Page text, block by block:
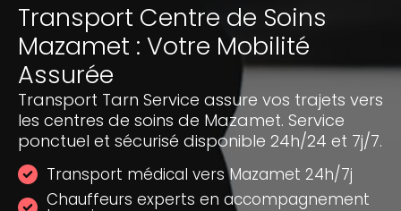
Transport Centre de Soins
Mazamet : Votre Mobilité
Assurée
Transport Tarn Service assure vos trajets vers
les centres de soins de Mazamet. Service
ponctuel et sécurisé disponible 24h/24 et 7j/7.
Transport médical vers Mazamet 24h/7j
Chauffeurs experts en accompagnement